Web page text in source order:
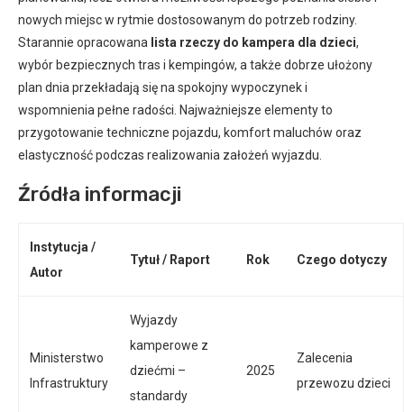
nowych miejsc w rytmie dostosowanym do potrzeb rodziny.
Starannie opracowana lista rzeczy do kampera dla dzieci,
wybór bezpiecznych tras i kempingów, a także dobrze ułożony
plan dnia przekładają się na spokojny wypoczynek i
wspomnienia pełne radości. Najważniejsze elementy to
przygotowanie techniczne pojazdu, komfort maluchów oraz
elastyczność podczas realizowania założeń wyjazdu.
Źródła informacji
Instytucja /
Autor
Tytuł / Raport Rok Czego dotyczy
Ministerstwo
Infrastruktury
Wyjazdy
kamperowe z
dziećmi –
standardy
2025
Zalecenia
przewozu dzieci